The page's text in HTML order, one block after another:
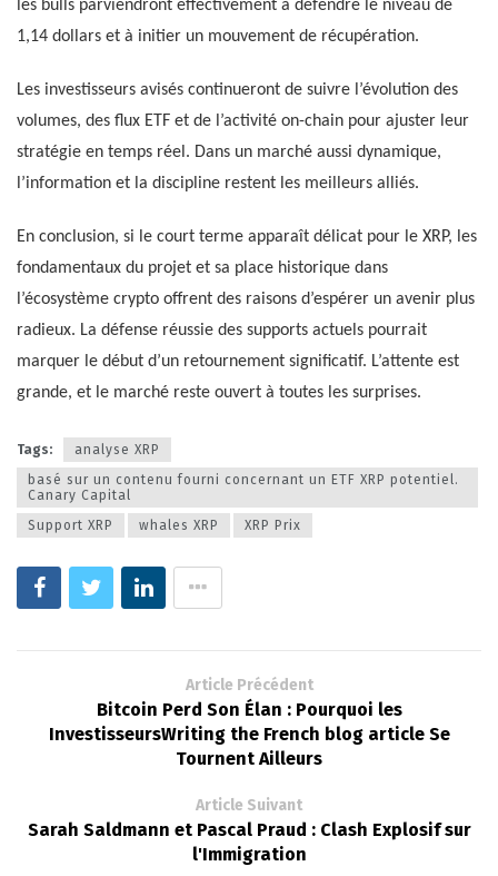
les bulls parviendront effectivement à défendre le niveau de
1,14 dollars et à initier un mouvement de récupération.
Les investisseurs avisés continueront de suivre l’évolution des
volumes, des flux ETF et de l’activité on-chain pour ajuster leur
stratégie en temps réel. Dans un marché aussi dynamique,
l’information et la discipline restent les meilleurs alliés.
En conclusion, si le court terme apparaît délicat pour le XRP, les
fondamentaux du projet et sa place historique dans
l’écosystème crypto offrent des raisons d’espérer un avenir plus
radieux. La défense réussie des supports actuels pourrait
marquer le début d’un retournement significatif. L’attente est
grande, et le marché reste ouvert à toutes les surprises.
Tags:
analyse XRP
basé sur un contenu fourni concernant un ETF XRP potentiel.
Canary Capital
Support XRP
whales XRP XRP Prix
Article Précédent
Bitcoin Perd Son Élan : Pourquoi les
InvestisseursWriting the French blog article Se
Tournent Ailleurs
Article Suivant
Sarah Saldmann et Pascal Praud : Clash Explosif sur
l'Immigration